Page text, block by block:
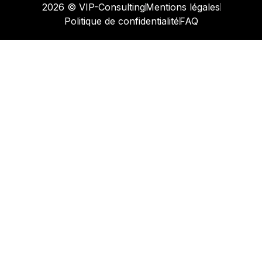
2026 © VIP-ConsultingMentions légales
Politique de confidentialitéFAQ